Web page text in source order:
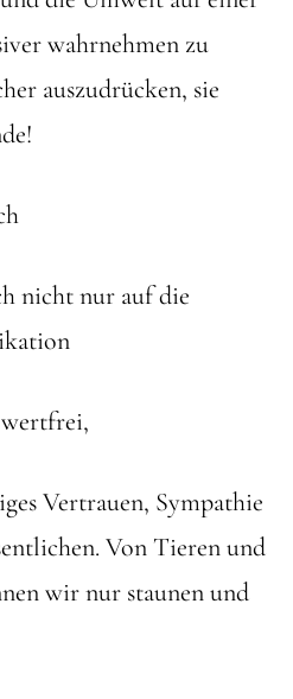
wahrnehmen zu
auszudrücken, sie
nicht nur auf die
wertfrei,
Vertrauen, Sympathie
Von Tieren und
wir nur staunen und